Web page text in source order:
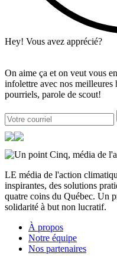
Hey! Vous avez apprécié?
On aime ça et on veut vous
infolettre avec nos meilleures
pourriels, parole de scout!
LE média de l'action
inspirantes, des solutions
quatre coins du Québec. Un
solidarité à but non lucratif.
À propos
Notre équipe
Nos partenaires